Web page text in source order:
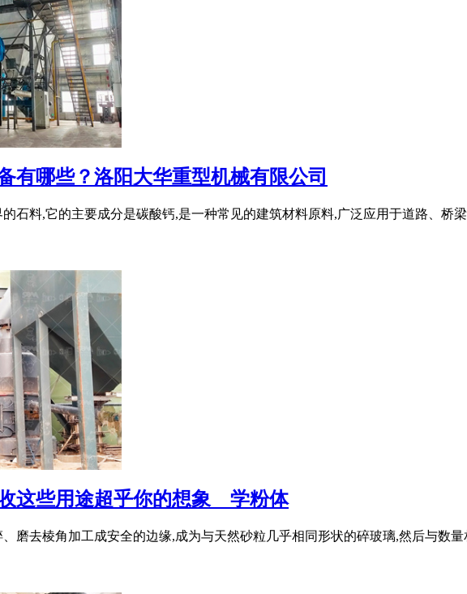
有哪些？洛阳大华重型机械有限公司
石料,它的主要成分是碳酸钙,是一种常见的建筑材料原料,广泛应用于道路、桥
这些用途超乎你的想象 _ 学粉体
磨去棱角加工成安全的边缘,成为与天然砂粒几乎相同形状的碎玻璃,然后与数